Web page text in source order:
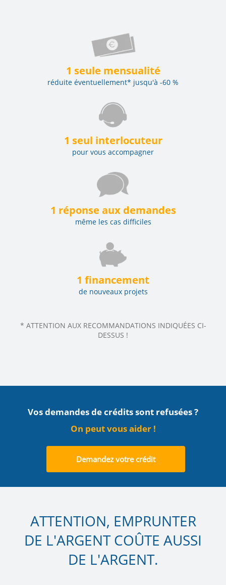
1 seule mensualité
réduite éventuellement* jusqu'à -60 %
1 seul interlocuteur
pour vous accompagner
1 réponse aux demandes
même les cas difficiles
1 financement
de nouveaux projets
* ATTENTION AUX RECOMMANDATIONS INDIQUÉES CI-
DESSUS !
Vos demandes de crédits sont refusées ?
On peut vous aider !
Demandez votre crédit
ATTENTION, EMPRUNTER
DE L'ARGENT COÛTE AUSSI
DE L'ARGENT.